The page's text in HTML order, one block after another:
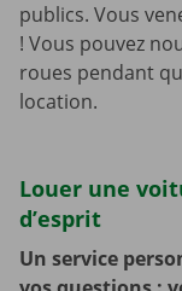
publics. Vous
! Vous pouvez
roues pendant
location.
Louer une
d’esprit
Un service